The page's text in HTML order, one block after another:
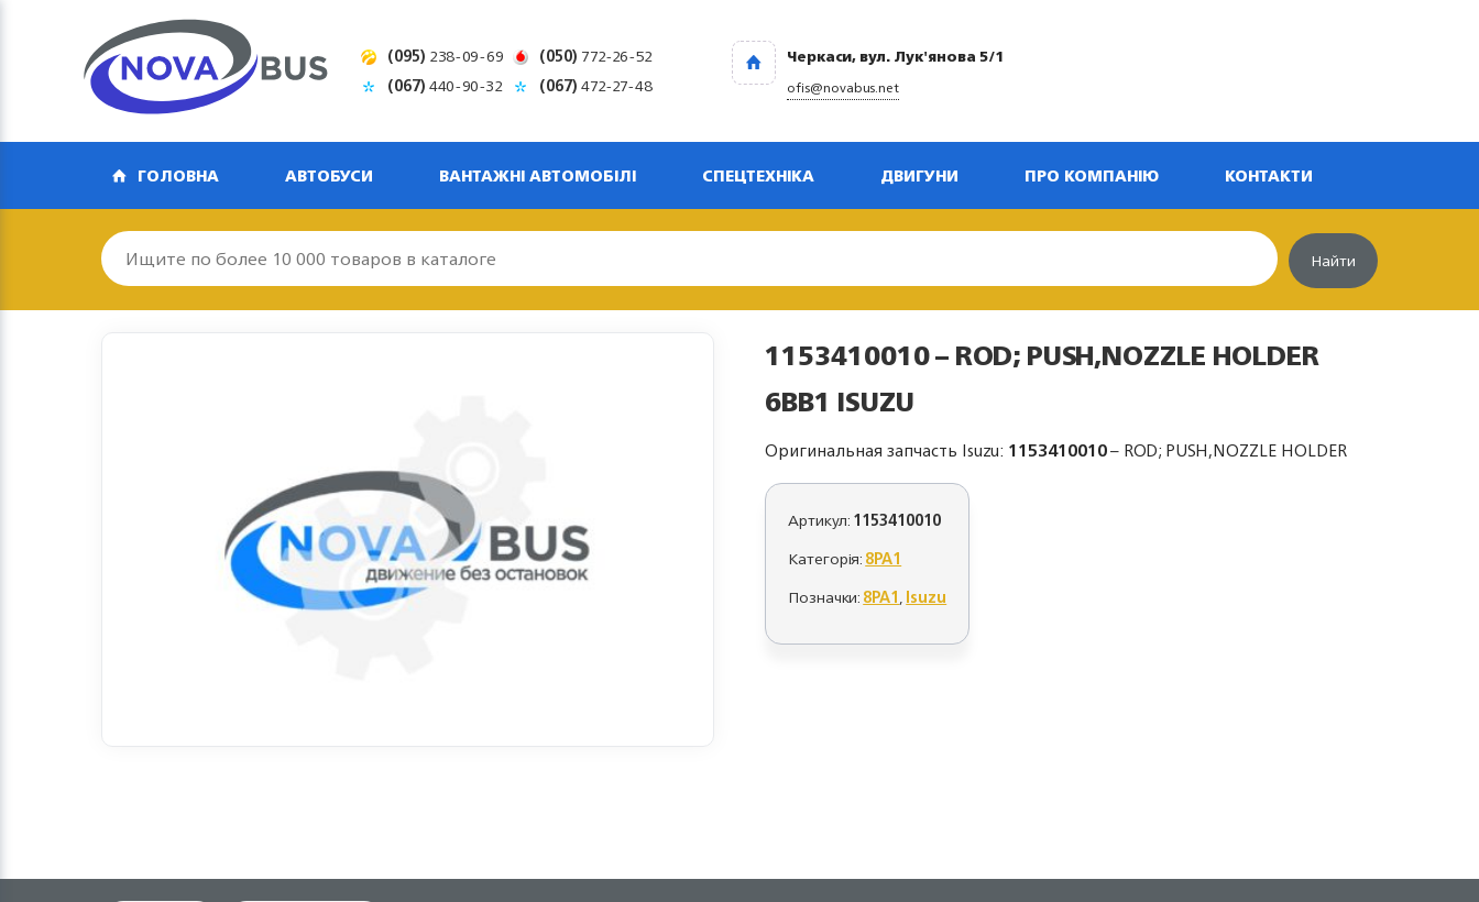
(095) 238-09-69 (050) 772-26-52
(067)440-90-32 (067)472-27-48
Черкаси, вул. Лук'янова 5/1
ofis@novabus.net
ГОЛОВНА АВТОБУСИ ВАНТАЖНІ АВТОМОБІЛІ СПЕЦТЕХНІКА ДВИГУНИ ПРО КОМПАНІЮ КОНТАКТИ
Найти
1153410010 – ROD; PUSH,NOZZLE HOLDER
6BB1 ISUZU
Оригинальная запчасть Isuzu: 1153410010– ROD; PUSH,NOZZLE HOLDER
Артикул:1153410010
Категорія:8PA1
Позначки:8PA1,Isuzu